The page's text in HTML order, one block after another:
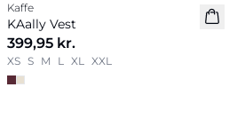
Nyhed
Kaffe
KAally Vest
399,95 kr.
XS S M L XL XXL